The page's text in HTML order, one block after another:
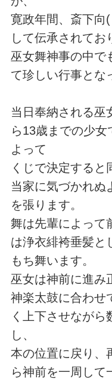
寛政年間、斎下向
して伝承されてお
巫女舞神事の中で
て珍しい行事とな
当日奉納される巫
ら13歳までの少
よって
くじで決定すると
当家に気づかれぬ
を張ります。
舞は先輩によって
は浄衣緋袴垂髪と
もち舞います。
巫女は神前に進み
神楽太鼓に合わせ
く上下させながら
し、
本の位置に戻り、
ら神前を一周して